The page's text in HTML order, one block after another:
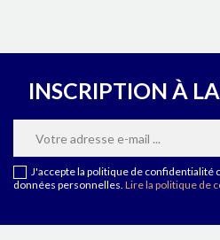
INSCRIPTION À
J'accepte la politique de
données personnelles. Lire la politique de